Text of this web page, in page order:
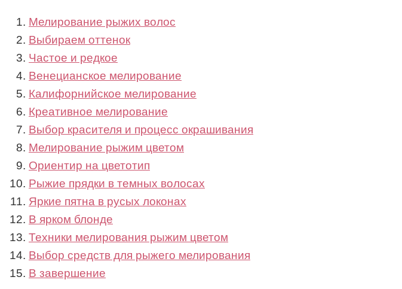
Мелирование рыжих волос
Выбираем оттенок
Частое и редкое
Венецианское мелирование
Калифорнийское мелирование
Креативное мелирование
Выбор красителя и процесс окрашивания
Мелирование рыжим цветом
Ориентир на цветотип
Рыжие прядки в темных волосах
Яркие пятна в русых локонах
В ярком блонде
Техники мелирования рыжим цветом
Выбор средств для рыжего мелирования
В завершение